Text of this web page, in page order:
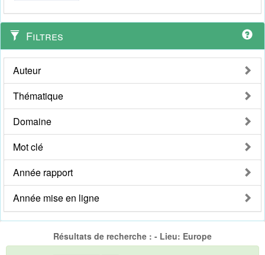
Filtres
Auteur
Thématique
Domaine
Mot clé
Année rapport
Année mise en ligne
Résultats de recherche : - Lieu: Europe